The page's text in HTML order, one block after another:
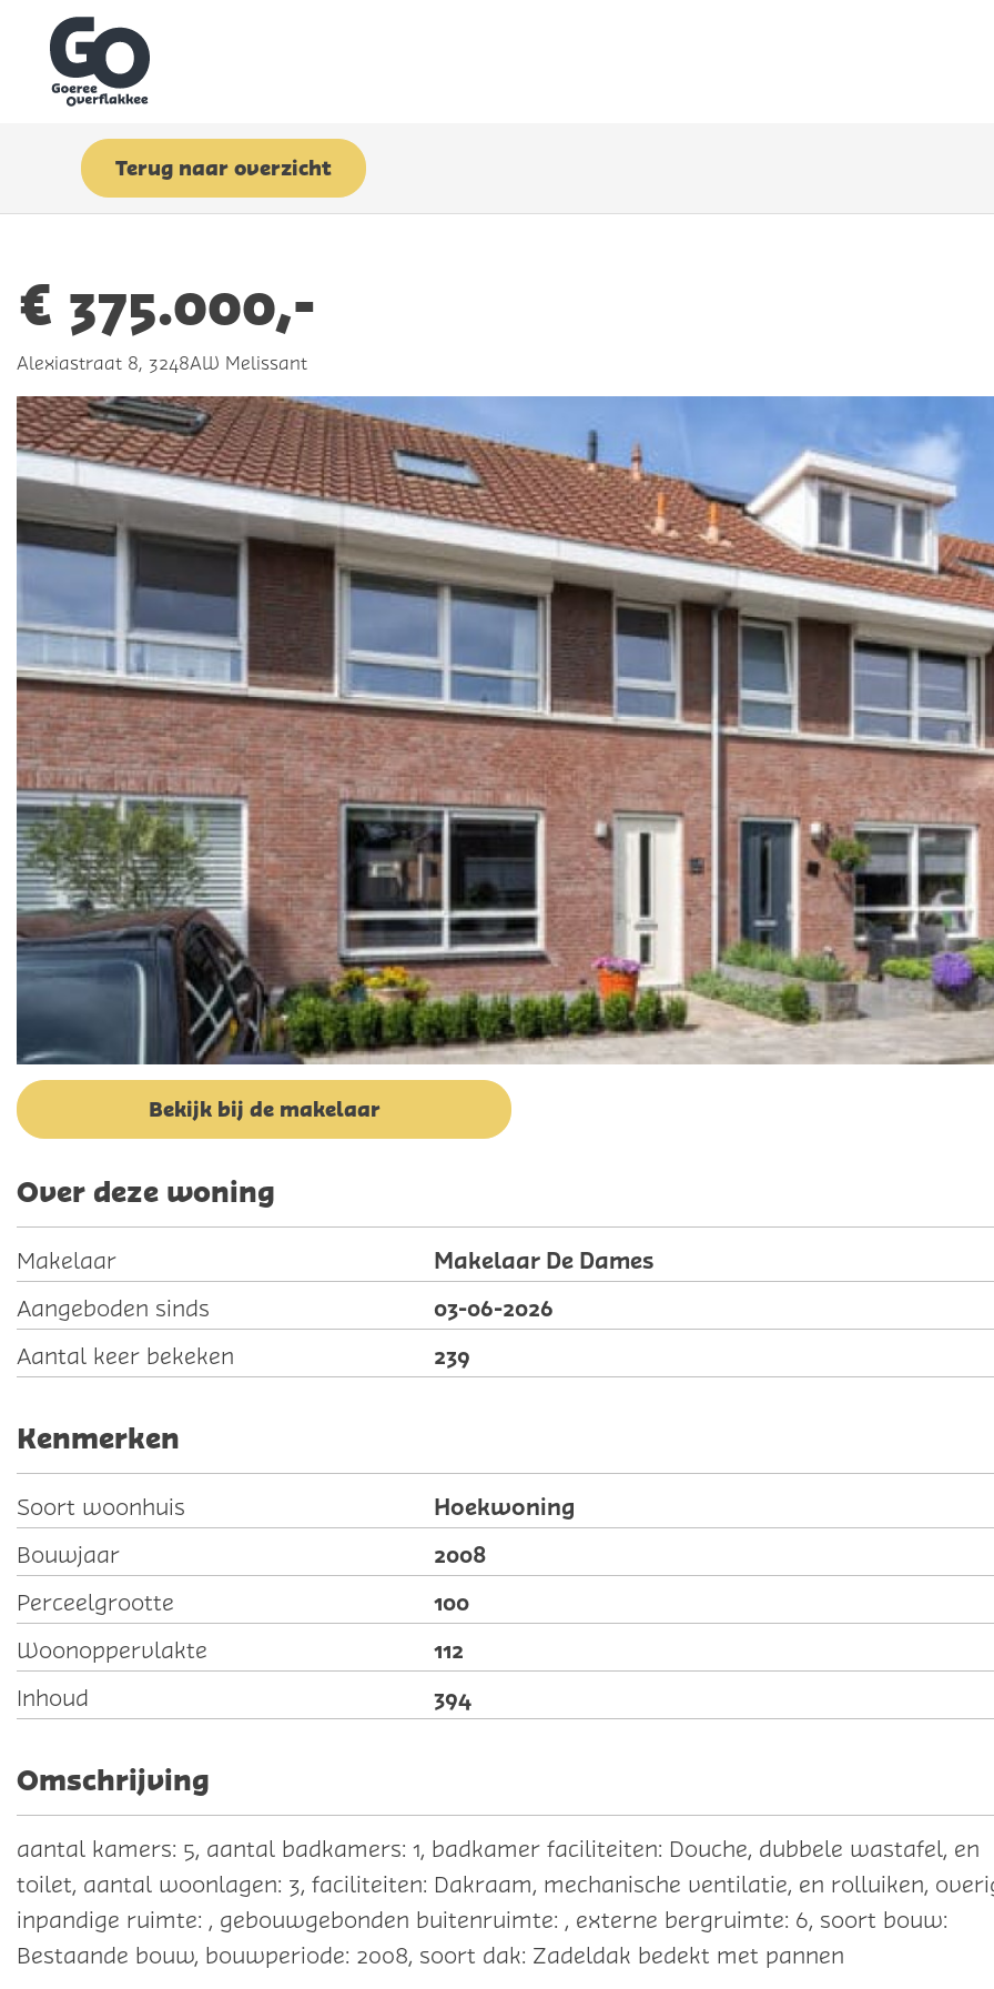
Terug naar overzicht
€ 375.000,-
Alexiastraat 8, 3248AW Melissant
Bekijk bij de makelaar
Over deze woning
Makelaar Makelaar De Dames
Aangeboden sinds 03-06-2026
Aantal keer bekeken 239
Kenmerken
Soort woonhuis Hoekwoning
Bouwjaar 2008
Perceelgrootte 100
Woonoppervlakte 112
Inhoud 394
Omschrijving
aantal kamers: 5, aantal badkamers: 1, badkamer faciliteiten: Douche, dubbele wastafel, en
toilet, aantal woonlagen: 3, faciliteiten: Dakraam, mechanische ventilatie, en rolluiken,
inpandige ruimte: , gebouwgebonden buitenruimte: , externe bergruimte: 6, soort bouw:
Bestaande bouw, bouwperiode: 2008, soort dak: Zadeldak bedekt met pannen